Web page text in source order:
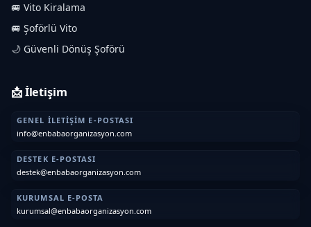
🚐 Vito Kiralama
🚐 Şoförlü Vito
🌙 Güvenli Dönüş Şoförü
📩 İletişim
GENEL İLETIŞIM E-POSTASI
info@enbabaorganizasyon.com
DESTEK E-POSTASI
destek@enbabaorganizasyon.com
KURUMSAL E-POSTA
kurumsal@enbabaorganizasyon.com